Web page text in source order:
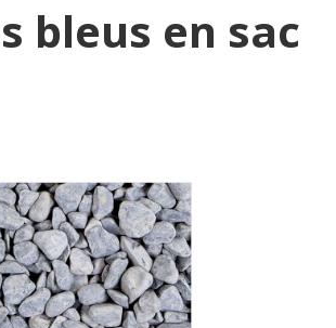
bleus en sac